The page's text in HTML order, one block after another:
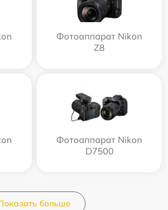
Фотоаппарат Nikon
Z8
Фотоаппарат Nikon
D7500
больше